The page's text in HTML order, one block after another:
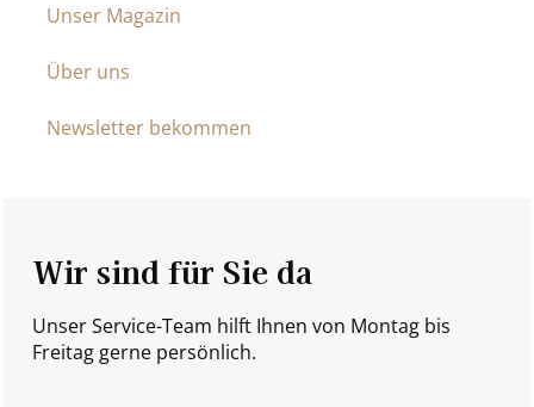
Unser Magazin
Über uns
Newsletter bekommen
Wir sind für Sie da
Unser Service-Team hilft Ihnen von Montag bis
Freitag gerne persönlich.